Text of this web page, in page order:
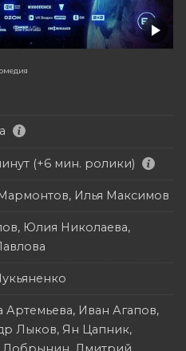
(+6 мин. ролики)
Илья Максимов
Юлия Николаева,
Иван Агапов,
Лыков, Ян Цапник,